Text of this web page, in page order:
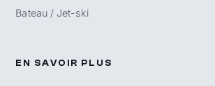
Bateau / Jet-ski
EN SAVOIR PLUS